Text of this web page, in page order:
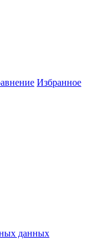
Избранное
данных